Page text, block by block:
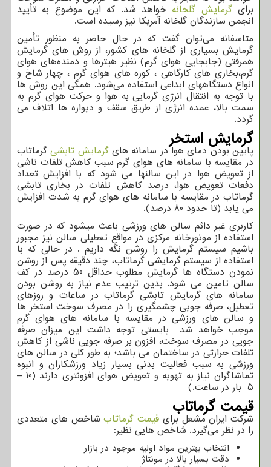
برایگرمایش گلخانه خواهد شد. که این موضوع به تأیید
انجمن سازندگان گلخانه آمریکا نیز رسیده است.
متاسفانه می‌توان گفت كه در حال حاضر به منظور تأمین
گرمایش بسیاری از گلخانه های كشور، از روش های گرمایش
همرفتی (جابجایی هوای گرم) نظیر هیترها و دمنده‌های هوای
گرم،بخاری های كارگاهی ، كوره های هوای گرم ، چهار شاخ و
انواع دستگاههای ابداعی استفاده می‌شود. همگی این روش ها
با توجه به انتقال انرژی گرمایی به هوا و حركت هوای گرم به
سمت بالا، عمده انرژی از طریق سقف و دیواره ها اتلاف می
گردد.
گرمایش استخر
پایین بودن دمای هوا در سامانه هایگرمایش تابشیگرماتاب
در مقایسه با سامانه های هوای گرم سبب کاهش تلفات ناشی
از تعویض هوا در این سالنها می شود که با افزایش تعداد
دفعات تعویض هوا، درصد کاهش تلفات در بخاری تابشی
گرماتاب در مقایسه با سامانه های هوای گرم به شدت افزایش
می یابد (تا حدود 80 درصد).
کاربری غیر دائم سالن های ورزشی باعث میشود که در صورت
استفاده از موتورخانه مرکزی در مواقع تعطیلی سالن نیز مجبور
باشیم سیستم گرمایش را روشن نگه داریم . در حالی که با
استفاده از سیستم گرمایشی گرماتاب، چند دقیقه پس از روشن
نمودن دستگاه ها گرمایش مطلوب حداقل 50 درصد در کف
سالن تامین می شود. بدین ترتیب عدم نیاز به روشن بودن
سامانه های گرمایش تابشی گرماتاب در ساعات و روزهای
تعطیل، صرفه جویی چشمگیری را در مصرف سوخت استخر ها
و سالن های ورزشی در مقایسه با سامانه های هوای گرم
موجب خواهد شد بایستی توجه داشت این میزان صرفه
جویی در مصرف سوخت، افزون بر صرفه جویی ناشی از کاهش
تلفات حرارتی در ساختمان می باشد؛ به طور کلی در سالن های
ورزشی به سبب فعالیت بدنی بسیار زیاد ورزشکاران و انبوه
تماشاگران نیاز به تهویه و تعویض هوای افزونتری دارند (10 –
5 بار در ساعت.)
قیمت گرماتاب
شرکت ایران مشعل برای قیمت گرماتابشاخص های متعددی
را در نظر می‌گیرد. شاخص هایی نظیر:
انتخاب بهترین مواد اولیه موجود در بازار
دقت بسیار بالا در مونتاژ